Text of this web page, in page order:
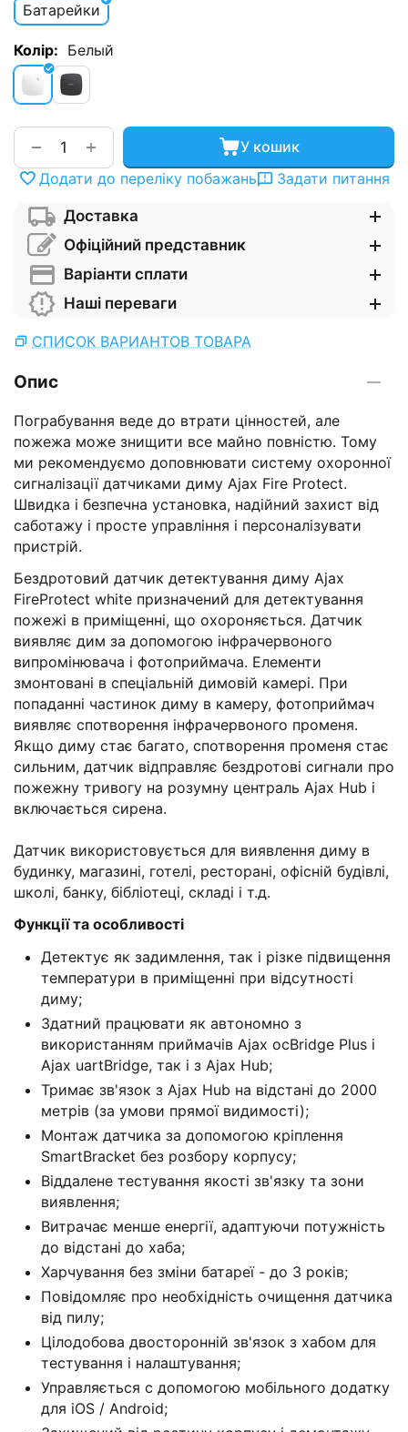
Батарейки
Колір: Белый
+
−
У кошик
Додати до переліку побажань
Задати питання
Доставка
Офіційний представник
Варіанти сплати
Наші переваги
СПИСОК ВАРИАНТОВ ТОВАРА
Опис
Пограбування веде до втрати цінностей, але
пожежа може знищити все майно повністю. Тому
ми рекомендуємо доповнювати систему охоронної
сигналізації датчиками диму Ajax Fire Protect.
Швидка і безпечна установка, надійний захист від
саботажу і просте управління і персоналізувати
пристрій.
Бездротовий датчик детектування диму Ajax
FireProtect white призначений для детектування
пожежі в приміщенні, що охороняється. Датчик
виявляє дим за допомогою інфрачервоного
випромінювача і фотоприймача. Елементи
змонтовані в спеціальній димовій камері. При
попаданні частинок диму в камеру, фотоприймач
виявляє спотворення інфрачервоного променя.
Якщо диму стає багато, спотворення променя стає
сильним, датчик відправляє бездротові сигнали про
пожежну тривогу на розумну централь Ajax Hub і
включається сирена.
Датчик використовується для виявлення диму в
будинку, магазині, готелі, ресторані, офісній будівлі,
школі, банку, бібліотеці, складі і т.д.
Функції та особливості
Детектує як задимлення, так і різке підвищення
температури в приміщенні при відсутності
диму;
Здатний працювати як автономно з
використанням приймачів Ajax ocBridge Plus і
Ajax uartBridge, так і з Ajax Hub;
Тримає зв'язок з Ajax Hub на відстані до 2000
метрів (за умови прямої видимості);
Монтаж датчика за допомогою кріплення
SmartBracket без розбору корпусу;
Віддалене тестування якості зв'язку та зони
виявлення;
Витрачає менше енергії, адаптуючи потужність
до відстані до хаба;
Харчування без зміни батареї - до 3 років;
Повідомляє про необхідність очищення датчика
від пилу;
Цілодобова двосторонній зв'язок з хабом для
тестування і налаштування;
Управляється c допомогою мобільного додатку
для iOS / Android;